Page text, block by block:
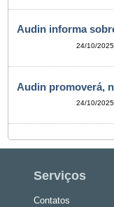
Audin informa
24/10/2025
Audin promoverá,
24/10/2025
Serviços
Contatos